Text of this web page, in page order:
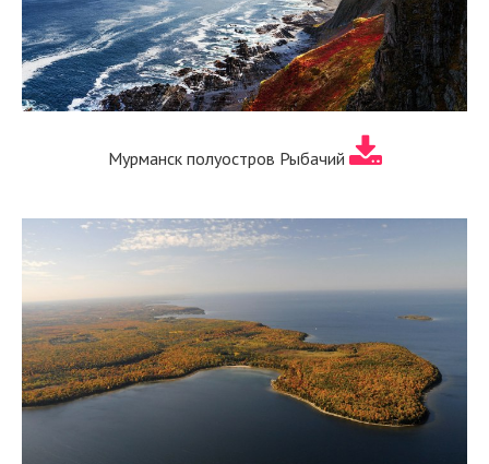
Мурманск полуостров Рыбачий